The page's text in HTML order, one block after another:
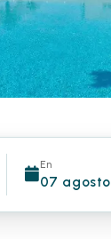
En
07 agosto